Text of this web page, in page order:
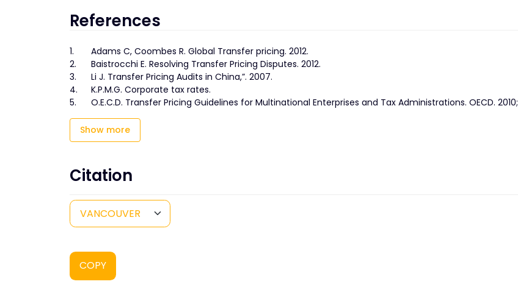
References
1.
Adams C, Coombes R. Global Transfer pricing. 2012.
2.
Baistrocchi E. Resolving Transfer Pricing Disputes. 2012.
3.
Li J. Transfer Pricing Audits in China,”. 2007.
4.
K.P.M.G. Corporate tax rates.
5.
O.E.C.D. Transfer Pricing Guidelines for Multinational Enterprises and Tax Administrations. OECD. 2010;
Show more
Citation
COPY